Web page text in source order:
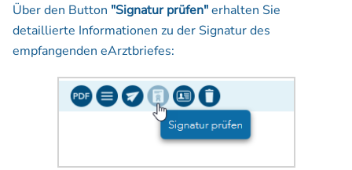
Über den Button "Signatur prüfen"erhalten Sie
detaillierte Informationen zu der Signatur des
empfangenden eArztbriefes: